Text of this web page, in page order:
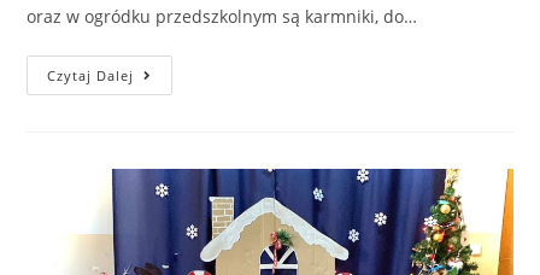
oraz w ogródku przedszkolnym są karmniki, do…
Czytaj Dalej